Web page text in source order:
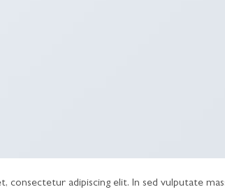
consectetur adipiscing elit. In sed vulputate